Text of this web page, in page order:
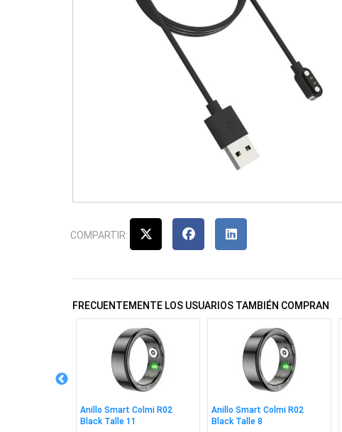
COMPARTIR:
FRECUENTEMENTE LOS USUARIOS TAMBIÉN COMPRAN
Anillo Smart Colmi R02
Black Talle 11
Anillo Smart Colmi R02
Black Talle 8